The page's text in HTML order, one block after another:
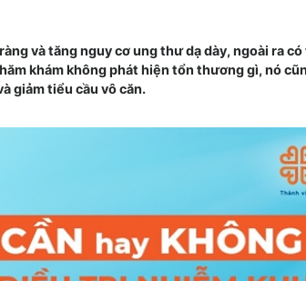
và tăng nguy cơ ung thư dạ dày, ngoài ra
khám không phát hiện tổn thương gì, nó
giảm tiểu cầu vô căn.